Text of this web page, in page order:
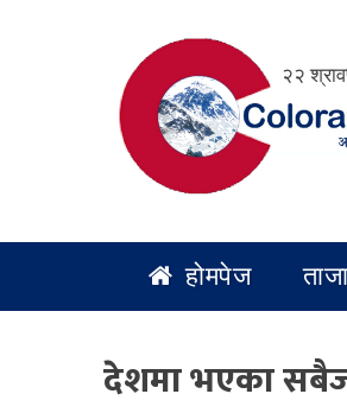
२२
होमपेज
देशमा भएका